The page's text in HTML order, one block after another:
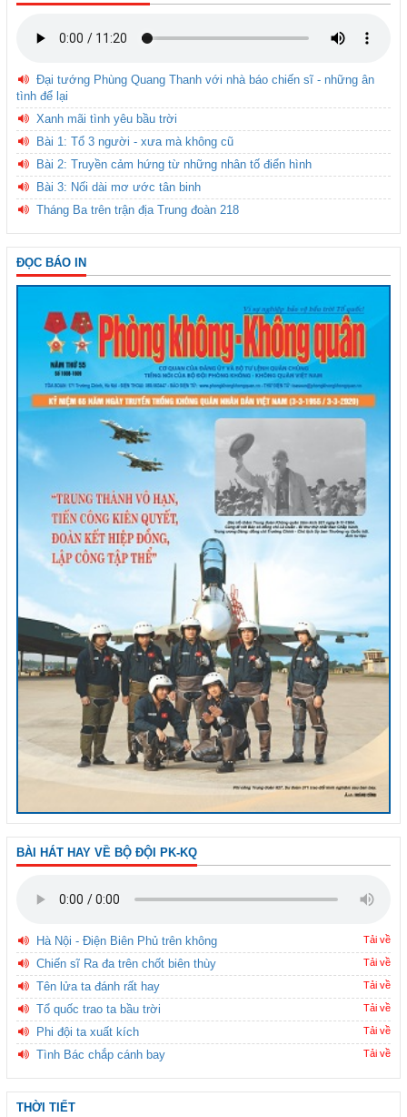
Đại tướng Phùng Quang Thanh với nhà báo chiến sĩ - những ân
tình để lại
Xanh mãi tình yêu bầu trời
Bài 1: Tổ 3 người - xưa mà không cũ
Bài 2: Truyền cảm hứng từ những nhân tố điển hình
Bài 3: Nối dài mơ ước tân binh
Tháng Ba trên trận địa Trung đoàn 218
ĐỌC BÁO IN
BÀI HÁT HAY VỀ BỘ ĐỘI PK-KQ
Hà Nội - Điện Biên Phủ trên không Tải về
Chiến sĩ Ra đa trên chốt biên thùy Tải về
Tên lửa ta đánh rất hay Tải về
Tổ quốc trao ta bầu trời Tải về
Phi đội ta xuất kích Tải về
Tình Bác chắp cánh bay Tải về
THỜI TIẾT